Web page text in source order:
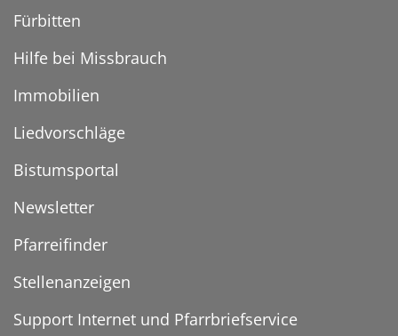
Fürbitten
Hilfe bei Missbrauch
Immobilien
Liedvorschläge
Bistumsportal
Newsletter
Pfarreifinder
Stellenanzeigen
Support Internet und Pfarrbriefservice